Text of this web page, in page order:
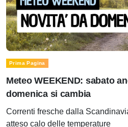
Prima Pagina
Meteo WEEKEND: sabato
domenica si cambia
Correnti fresche dalla
atteso calo delle temperature